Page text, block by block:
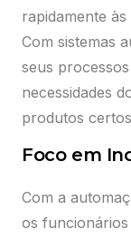
rapidamente
Com sistemas
seus
necessidades
produtos
Foco em
Com a
os